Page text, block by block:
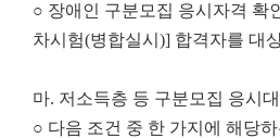
○ 장애인 구분모집 응시자격 확
차시험(병합실시)] 합격자를 대
마. 저소득층 등 구분모집 응시
○ 다음 조건 중 한 가지에 해당